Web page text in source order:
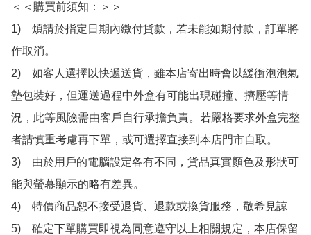
＜＜購買前須知：＞＞
1)　煩請於指定日期內繳付貨款，若未能如期付款，訂單將
作取消。
2)　如客人選擇以快遞送貨，雖本店寄出時會以緩衝泡泡氣
墊包裝好，但運送過程中外盒有可能出現碰撞、擠壓等情
況，此等風險需由客戶自行承擔負責。若嚴格要求外盒完整
者請慎重考慮再下單，或可選擇直接到本店門市自取。
3)　由於用戶的電腦設定各有不同，貨品真實顏色及形狀可
能與螢幕顯示的略有差異。
4)　特價商品恕不接受退貨、退款或換貨服務，敬希見諒
5)　確定下單購買即視為同意遵守以上相關規定，本店保留